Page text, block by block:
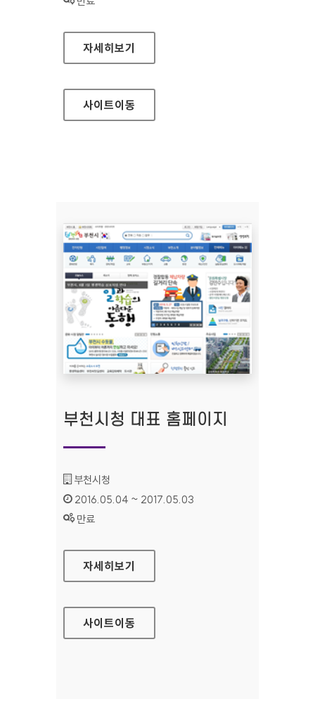
공동주택관리 지원센터 대표 홈페이지
자세히보기
사이트이동
부천시청 대표 홈페이지
기관명 :
부천시청
인증기간 :
2016.05.04 ~ 2017.05.03
상태 :
만료
부천시청 대표 홈페이지
자세히보기
사이트이동